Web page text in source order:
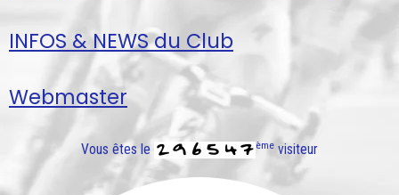
INFOS & NEWS du Club
Webmaster
Vous êtes le ème visiteur